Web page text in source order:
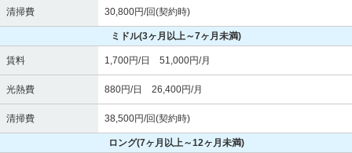
清掃費 30,800円/回(契約時)
ミドル(3ヶ月以上～7ヶ月未満)
賃料 1,700円/日 51,000円/月
光熱費 880円/日 26,400円/月
清掃費 38,500円/回(契約時)
ロング(7ヶ月以上～12ヶ月未満)